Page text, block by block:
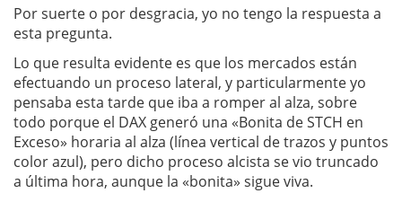
Por suerte o por desgracia, yo no tengo la respuesta a
esta pregunta.
Lo que resulta evidente es que los mercados están
efectuando un proceso lateral, y particularmente yo
pensaba esta tarde que iba a romper al alza, sobre
todo porque el DAX generó una «Bonita de STCH en
Exceso» horaria al alza (línea vertical de trazos y puntos
color azul), pero dicho proceso alcista se vio truncado
a última hora, aunque la «bonita» sigue viva.